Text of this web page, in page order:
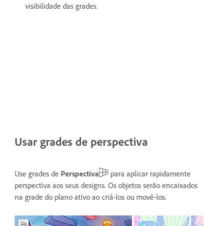
visibilidade das grades.
Usar grades de perspectiva
Use grades de Perspectiva
para aplicar rapidamente
perspectiva aos seus designs. Os objetos serão encaixados
na grade do plano ativo ao criá-los ou movê-los.